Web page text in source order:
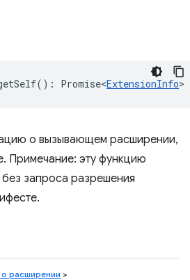
() : Promise<ExtensionInfo>
о вызывающем расширении,
Примечание: эту функцию
запроса разрешения
расширении >